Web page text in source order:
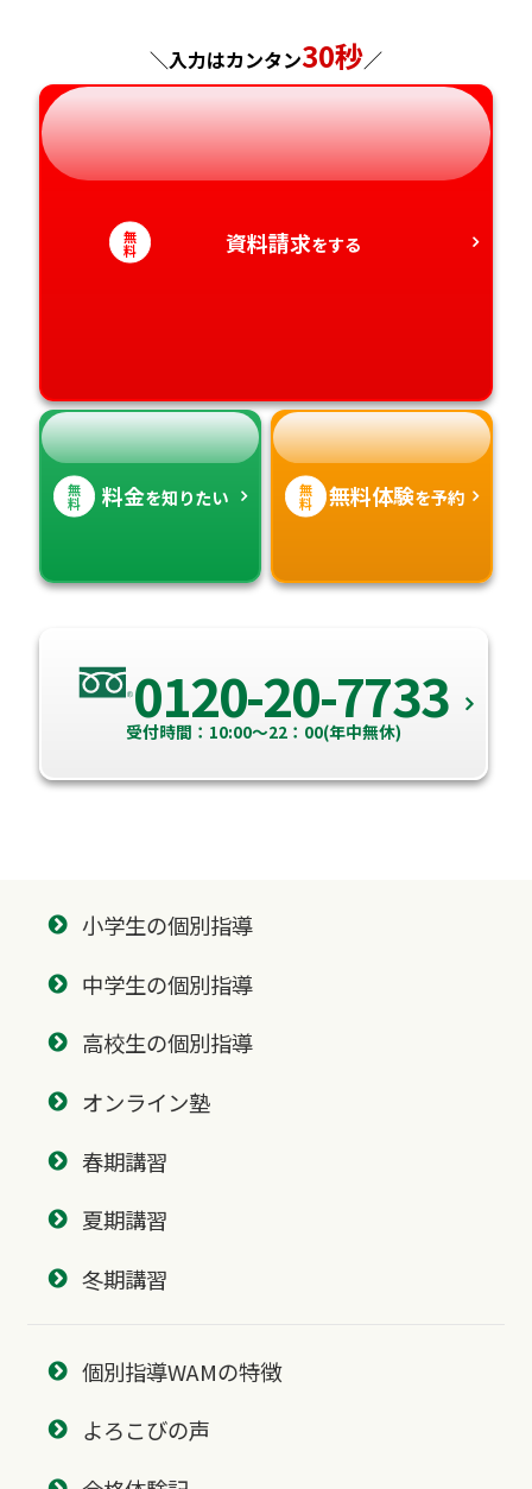
神奈川県
長野県
岐阜県
静岡県
愛知県
兵庫県
奈良県
和歌山県
広島県
山口県
徳島県
香川県
長崎県
熊本県
大分県
宮崎県
＼入力はカンタン30秒／
無
料 資料請求をする
無
料 料金を知りたい 無
料 無料体験を予約
0120-20-7733
受付時間：10:00～22：00(年中無休)
小学生の個別指導
中学生の個別指導
高校生の個別指導
オンライン塾
春期講習
夏期講習
冬期講習
個別指導WAMの特徴
よろこびの声